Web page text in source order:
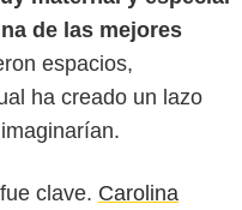
de las mejores
espacios,
ha creado un lazo
clave. Carolina